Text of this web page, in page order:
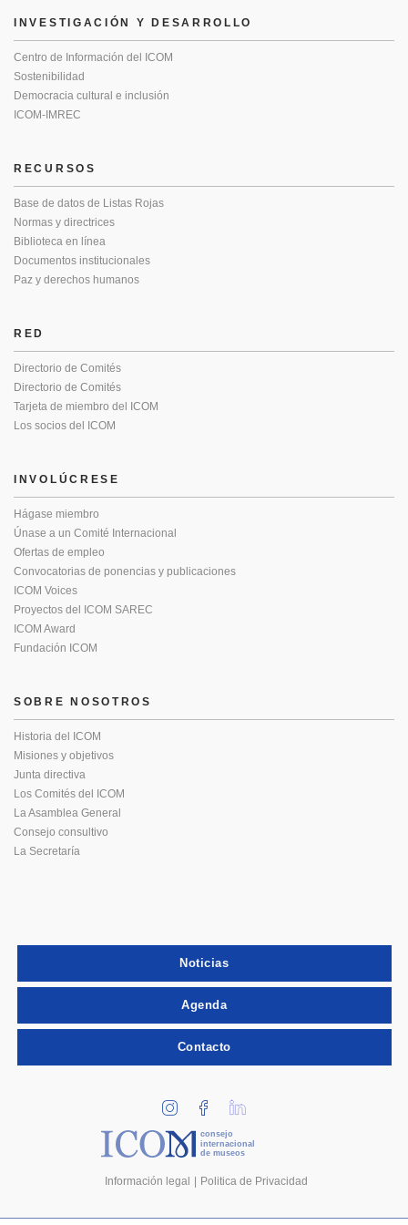
INVESTIGACIÓN Y DESARROLLO
Centro de Información del ICOM
Sostenibilidad
Democracia cultural e inclusión
ICOM-IMREC
RECURSOS
Base de datos de Listas Rojas
Normas y directrices
Biblioteca en línea
Documentos institucionales
Paz y derechos humanos
RED
Directorio de Comités
Directorio de Comités
Tarjeta de miembro del ICOM
Los socios del ICOM
INVOLÚCRESE
Hágase miembro
Únase a un Comité Internacional
Ofertas de empleo
Convocatorias de ponencias y publicaciones
ICOM Voices
Proyectos del ICOM SAREC
ICOM Award
Fundación ICOM
SOBRE NOSOTROS
Historia del ICOM
Misiones y objetivos
Junta directiva
Los Comités del ICOM
La Asamblea General
Consejo consultivo
La Secretaría
Noticias
Agenda
Contacto
consejo
internacional
de museos
Información legal Politica de Privacidad